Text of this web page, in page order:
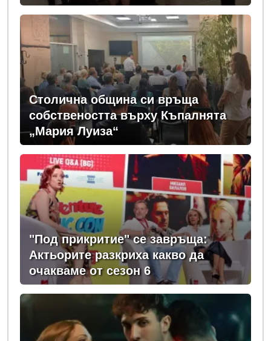
Столична община си връща
собствеността върху Къпалнята
„Мария Луиза“
"Под прикритие" се завръща:
Актьорите разкриха какво да
очакваме от сезон 6